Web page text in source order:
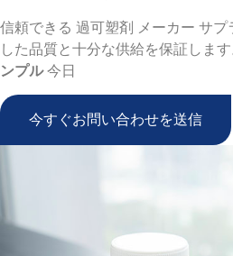
信頼できる 過可塑剤 メーカー サプ
した品質と十分な供給を保証しま
ンプル今日
今すぐお問い合わせを送信